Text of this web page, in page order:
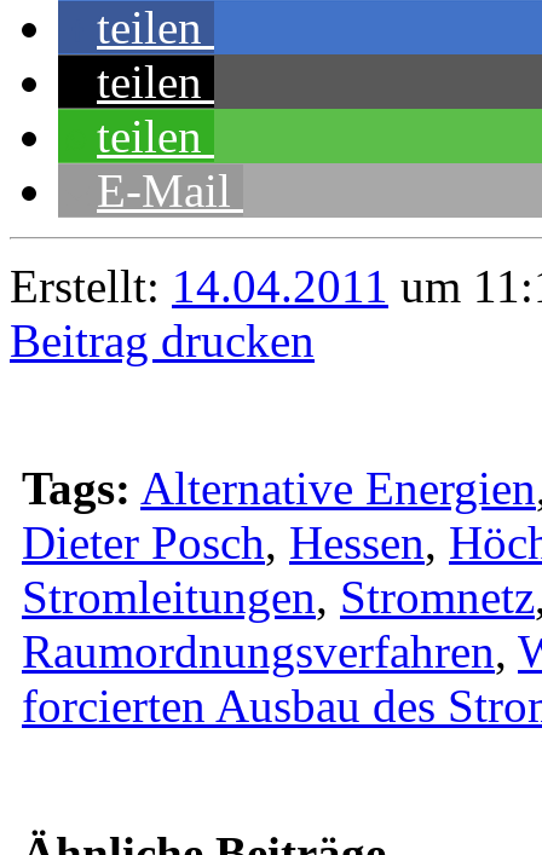
teilen
teilen
teilen
E-Mail
Erstellt: 14.04.2011 um
Beitrag drucken
Tags: Alternative Energien
Dieter Posch, Hessen,
Stromleitungen, Stromnetz
Raumordnungsverfahren,
forcierten Ausbau des